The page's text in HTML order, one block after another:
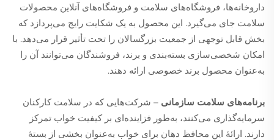
داروخانه‌ها، فروشگاه‌های سلامت و فروشگاه‌های آنلاین محصولات
سلامت جای می‌گیرد. این محصول به یک شکایت رایج می‌پردازد که
بخش قابل توجهی از جمعیت بزرگسالان را تحت تأثیر قرار می‌دهد. با
امکان شخصی‌سازی بسته‌بندی و برند، فروشندگان می‌توانند آن را
به‌عنوان محصول برند خصوصی ارائه دهند.
برنامه‌های سلامت سازمانی – شرکت‌هایی که در سلامت کارکنان
سرمایه‌گذاری می‌کنند، به‌طور فزاینده‌ای بر کیفیت خواب تمرکز
دارند. ارائهٔ این محافظ دهان برای خواب به‌عنوان بخشی از بستهٔ